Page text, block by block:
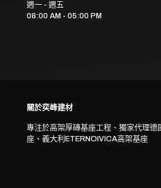
週一 - 週五
08:00 AM - 05:00 PM
關於奕峰建材
專注於高架厚磚基座工程、獨家代理德
座、義大利ETERNOIVICA高架基座